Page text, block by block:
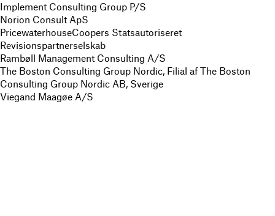
Implement Consulting Group P/S
Norion Consult ApS
PricewaterhouseCoopers Statsautoriseret
Revisionspartnerselskab
Rambøll Management Consulting A/S
The Boston Consulting Group Nordic, Filial af The Boston
Consulting Group Nordic AB, Sverige
Viegand Maagøe A/S